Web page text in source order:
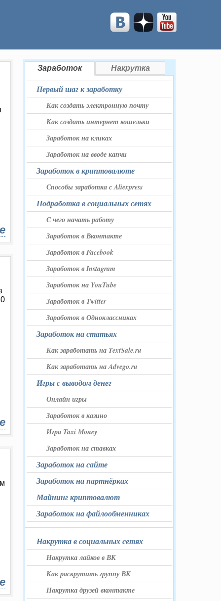
Заработок Накрутка
Первый шаг к заработку
Как создать электронную почту
Как создать интернет кошельки
Заработок на кликах
Заработок на вводе капчи
Заработок в криптовалюте
Способы заработка с Aliexpress
Подработка в социальных сетях
С чего начать работу
Заработок в Вконтакте
Заработок в Facebook
Заработок в Instagram
Заработок на YouTube
Заработок в Twitter
Заработок в Одноклассниках
Заработок на статьях
Как заработать на TextSale.ru
Как заработать на Advego.ru
Игры с выводом денег
Онлайн игры
Заработок в казино
Игра Taxi Money
Заработок на ставках
Заработок на сайте
Заработок на партнёрках
Майнинг криптовалют
Заработок на файлообменниках
Накрутка в социальных сетях
Накрутка лайков в ВК
Как раскрутить группу ВК
Накрутка друзей вконтакте